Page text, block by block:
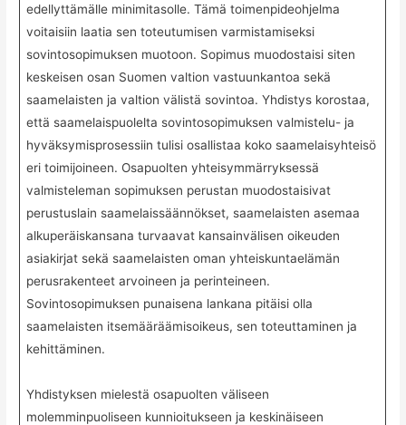
edellyttämälle minimitasolle. Tämä toimenpideohjelma
voitaisiin laatia sen toteutumisen varmistamiseksi
sovintosopimuksen muotoon. Sopimus muodostaisi siten
keskeisen osan Suomen valtion vastuunkantoa sekä
saamelaisten ja valtion välistä sovintoa. Yhdistys korostaa,
että saamelaispuolelta sovintosopimuksen valmistelu- ja
hyväksymisprosessiin tulisi osallistaa koko saamelaisyhteisö
eri toimijoineen. Osapuolten yhteisymmärryksessä
valmisteleman sopimuksen perustan muodostaisivat
perustuslain saamelaissäännökset, saamelaisten asemaa
alkuperäiskansana turvaavat kansainvälisen oikeuden
asiakirjat sekä saamelaisten oman yhteiskuntaelämän
perusrakenteet arvoineen ja perinteineen.
Sovintosopimuksen punaisena lankana pitäisi olla
saamelaisten itsemääräämisoikeus, sen toteuttaminen ja
kehittäminen.
Yhdistyksen mielestä osapuolten väliseen
molemminpuoliseen kunnioitukseen ja keskinäiseen